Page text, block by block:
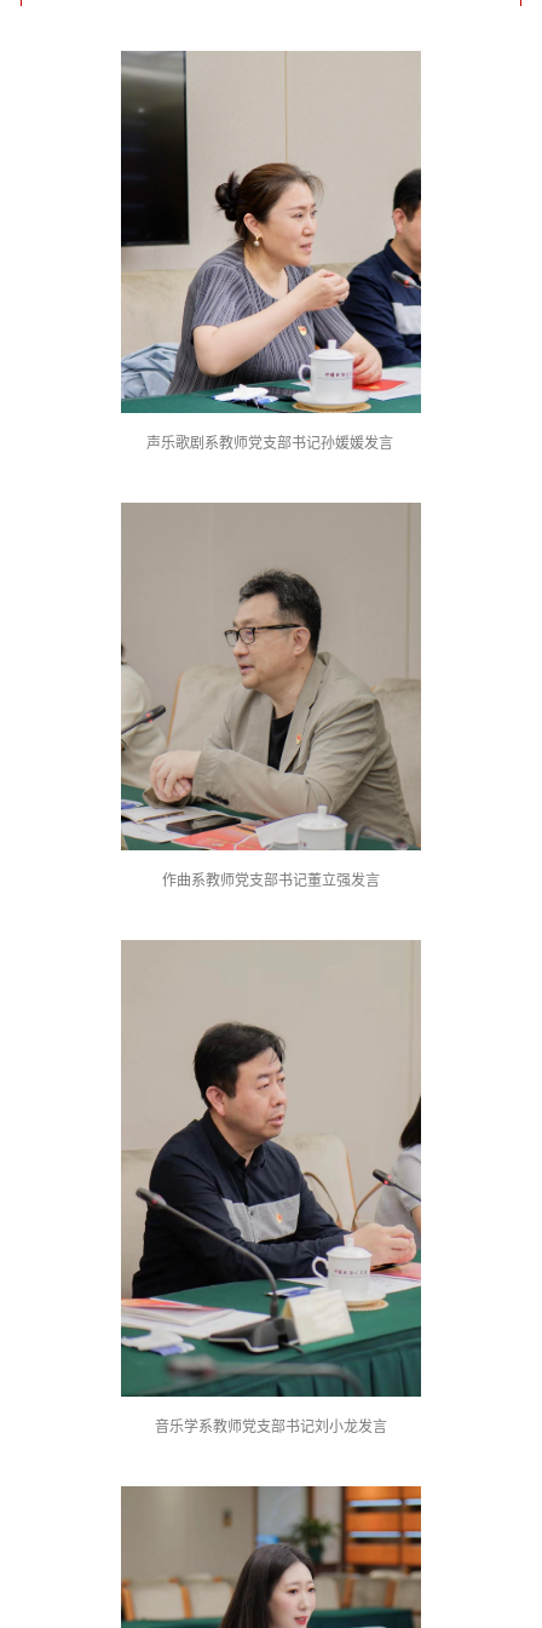
声乐歌剧系教师党支部书记孙媛媛发言
作曲系教师党支部书记董立强发言
音乐学系教师党支部书记刘小龙发言